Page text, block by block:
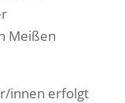
Meißen
innen erfolgt